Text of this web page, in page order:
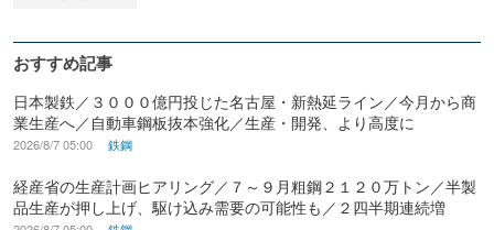
おすすめ記事
日本製鉄／３０００億円投じた名古屋・新熱延ライン／今月から商
業生産へ／自動車鋼板抜本強化／生産・開発、より高度に
2026/8/7 05:00 鉄鋼
経産省の生産計画ヒアリング／７～９月粗鋼２１２０万トン／半製
品生産が押し上げ、駆け込み需要の可能性も／２四半期連続増